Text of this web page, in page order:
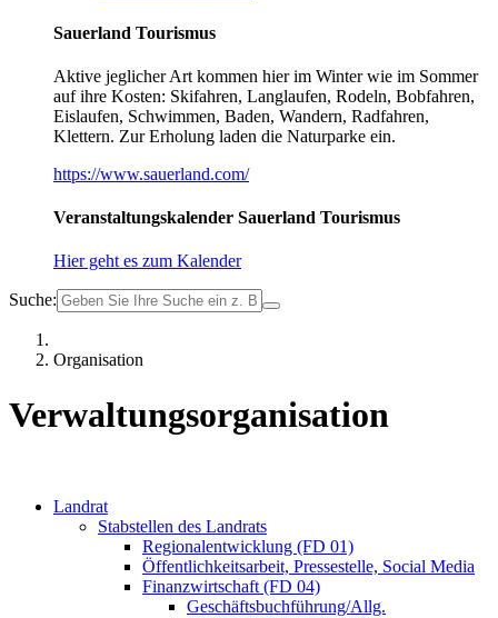
Sauerland Tourismus
Aktive jeglicher Art kommen hier im Winter wie im Sommer
auf ihre Kosten: Skifahren, Langlaufen, Rodeln, Bobfahren,
Eislaufen, Schwimmen, Baden, Wandern, Radfahren,
Klettern. Zur Erholung laden die Naturparke ein.
https://www.sauerland.com/
Veranstaltungskalender Sauerland Tourismus
Hier geht es zum Kalender
Suche:
Organisation
Verwaltungsorganisation
Landrat
Stabstellen des Landrats
Regionalentwicklung (FD 01)
Öffentlichkeitsarbeit, Pressestelle, Social Media
Finanzwirtschaft (FD 04)
Geschäftsbuchführung/Allg.